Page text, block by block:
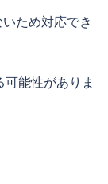
ため対応でき
能性がありま